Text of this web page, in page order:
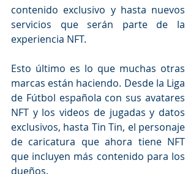
contenido exclusivo y hasta nuevos
servicios que serán parte de la
experiencia NFT.
Esto último es lo que muchas otras
marcas están haciendo. Desde la Liga
de Fútbol española con sus avatares
NFT y los videos de jugadas y datos
exclusivos, hasta Tin Tin, el personaje
de caricatura que ahora tiene NFT
que incluyen más contenido para los
dueños.